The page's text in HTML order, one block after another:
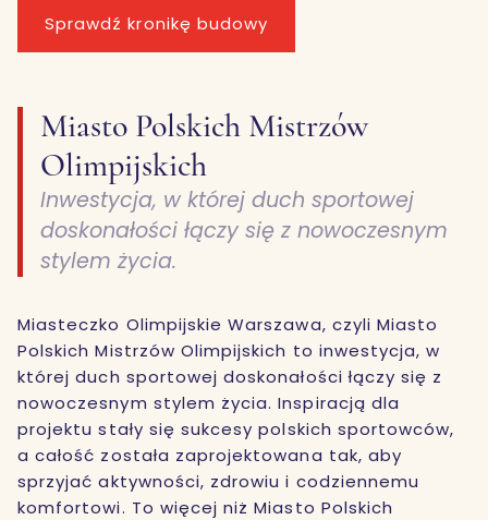
Sprawdź kronikę budowy
Miasto Polskich Mistrzów
Olimpijskich
Inwestycja, w której duch sportowej
doskonałości łączy się z nowoczesnym
stylem życia.
Miasteczko Olimpijskie Warszawa, czyli Miasto
Polskich Mistrzów Olimpijskich to inwestycja, w
której duch sportowej doskonałości łączy się z
nowoczesnym stylem życia. Inspiracją dla
projektu stały się sukcesy polskich sportowców,
a całość została zaprojektowana tak, aby
sprzyjać aktywności, zdrowiu i codziennemu
komfortowi. To więcej niż Miasto Polskich